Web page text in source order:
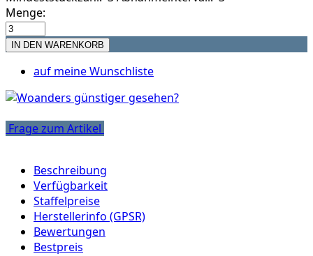
Menge:
auf meine Wunschliste
Frage zum Artikel
Beschreibung
Verfügbarkeit
Staffelpreise
Herstellerinfo (GPSR)
Bewertungen
Bestpreis